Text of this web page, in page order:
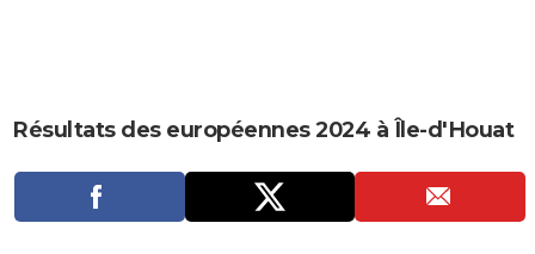
CARTE DE VOEUX
Carte de Noël
Carte Bonne année
Carte Saint-Valentin
Carte Pâques
Carte d'anniversaire
DICTIONNAIRE
Dictionnaire
Biographies
Citations
Expressions
Proverbes
PROGRAMME TV
Résultats des européennes 2024 à Île-d'Houat